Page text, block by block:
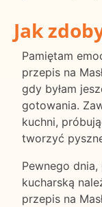
Jak
Pamiętam
przepis na
gdy byłam
gotowania.
kuchni,
tworzyć
Pewnego
kucharską
przepis na